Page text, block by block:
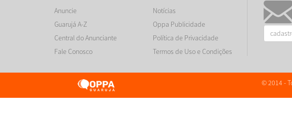
Anuncie
Guarujá A-Z
Central do Anunciante
Fale Conosco
Notícias
Oppa Publicidade
Política de Privacidade
Termos de Uso e Condições
© 2014 -